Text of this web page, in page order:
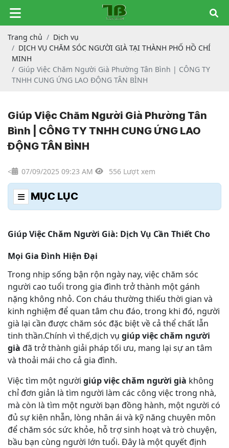
Trang chủ
Dịch vụ
DỊCH VỤ CHĂM SÓC NGƯỜI GIÀ TẠI THÀNH PHỐ HỒ CHÍ
MINH
Giúp Việc Chăm Người Già Phường Tân Bình | CÔNG TY
TNHH CUNG ỨNG LAO ĐỘNG TÂN BÌNH
Giúp Việc Chăm Người Già Phường Tân
Bình | CÔNG TY TNHH CUNG ỨNG LAO
ĐỘNG TÂN BÌNH
< 07/09/2025 09:23 AM 556 Lượt xem
MỤC LỤC
Giúp Việc Chăm Người Già: Dịch Vụ Cần Thiết Cho
Mọi Gia Đình Hiện Đại
Trong nhịp sống bận rộn ngày nay, việc chăm sóc
người cao tuổi trong gia đình trở thành một gánh
nặng không nhỏ. Con cháu thường thiếu thời gian và
kinh nghiệm để quan tâm chu đáo, trong khi đó, người
già lại cần được chăm sóc đặc biệt về cả thể chất lẫn
tinh thần.Chính vì thế,dịch vụ giúp việc chăm người
già đã trở thành giải pháp tối ưu, mang lại sự an tâm
và thoải mái cho cả gia đình.
Việc tìm một người giúp việc chăm người già không
chỉ đơn giản là tìm người làm các công việc trong nhà,
mà còn là tìm một người bạn đồng hành, một người có
đủ sự kiên nhẫn, lòng nhân ái và kỹ năng chuyên môn
để chăm sóc sức khỏe, hỗ trợ sinh hoạt và trò chuyện,
bầu bạn cùng người lớn tuổi. Đây là một quyết định